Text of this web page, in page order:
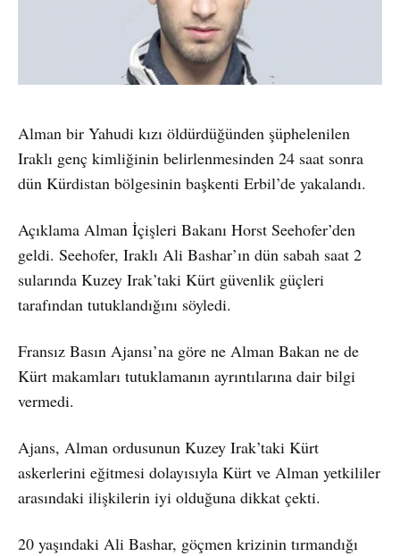
Alman bir Yahudi kızı öldürdüğünden şüphelenilen
Iraklı genç kimliğinin belirlenmesinden 24 saat sonra
dün Kürdistan bölgesinin başkenti Erbil’de yakalandı.
Açıklama Alman İçişleri Bakanı Horst Seehofer’den
geldi. Seehofer, Iraklı Ali Bashar’ın dün sabah saat 2
sularında Kuzey Irak’taki Kürt güvenlik güçleri
tarafından tutuklandığını söyledi.
Fransız Basın Ajansı’na göre ne Alman Bakan ne de
Kürt makamları tutuklamanın ayrıntılarına dair bilgi
vermedi.
Ajans, Alman ordusunun Kuzey Irak’taki Kürt
askerlerini eğitmesi dolayısıyla Kürt ve Alman yetkililer
arasındaki ilişkilerin iyi olduğuna dikkat çekti.
20 yaşındaki Ali Bashar, göçmen krizinin tırmandığı